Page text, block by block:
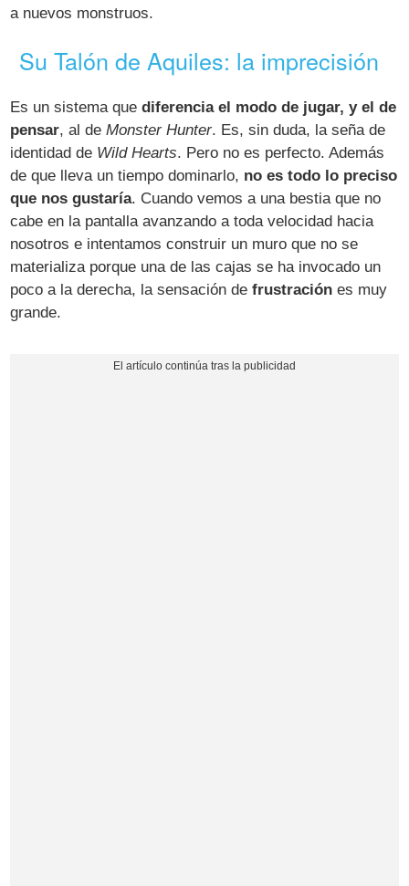
a nuevos monstruos.
Su Talón de Aquiles: la imprecisión
Es un sistema quediferencia el modo de jugar, y el de
pensar, al deMonster Hunter. Es, sin duda, la seña de
identidad de Wild Hearts. Pero no es perfecto. Además
de que lleva un tiempo dominarlo, no es todo lo preciso
que nos gustaría. Cuando vemos a una bestia que no
cabe en la pantalla avanzando a toda velocidad hacia
nosotros e intentamos construir un muro que no se
materializa porque una de las cajas se ha invocado un
poco a la derecha, la sensación defrustración es muy
grande.